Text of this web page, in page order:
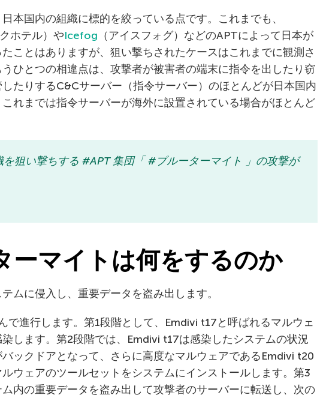
本国内の組織に標的を絞っている点です。これまでも、
クホテル）やIcefog （アイスフォグ）などのAPTによって日本が
ことはありますが、狙い撃ちされたケースはこれまでに観測さ
ひとつの相違点は、攻撃者が被害者の端末に指令を出したり窃
たりするC&Cサーバー（指令サーバー）のほとんどが日本国内
れまでは指令サーバーが海外に設置されている場合がほとんど
を狙い撃ちする #APT 集団「 #ブルーターマイト 」の攻撃が
ーマイトは何をするのか
ムに侵入し、重要データを盗み出します。
で進行します。第1段階として、Emdivi t17と呼ばれるマルウェ
します。第2段階では、Emdivi t17は感染したシステムの状況
ックドアとなって、さらに高度なマルウェアであるEmdivi t20
ウェアのツールセットをシステムにインストールします。第3
内の重要データを盗み出して攻撃者のサーバーに転送し、次の